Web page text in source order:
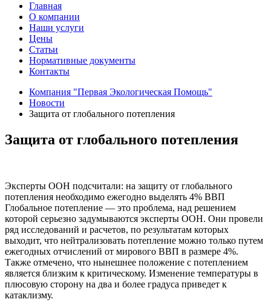
Главная
О компании
Наши услуги
Цены
Статьи
Нормативные документы
Контакты
Компания "Первая Экологическая Помощь"
Новости
Защита от глобального потепления
Защита от глобального потепления
Эксперты ООН подсчитали: на защиту от глобального
потепления необходимо ежегодно выделять 4% ВВП
Глобальное потепление — это проблема, над решением
которой серьезно задумываются эксперты ООН. Они провели
ряд исследований и расчетов, по результатам которых
выходит, что нейтрализовать потепление можно только путем
ежегодных отчислений от мирового ВВП в размере 4%.
Также отмечено, что нынешнее положение с потеплением
является близким к критическому. Изменение температуры в
плюсовую сторону на два и более градуса приведет к
катаклизму.